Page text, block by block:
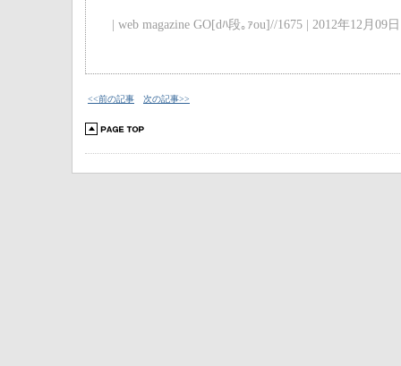
| web magazine GO[dﾊ段｡ｧou]//1675 | 2012年12月09
<<前の記事 次の記事>>